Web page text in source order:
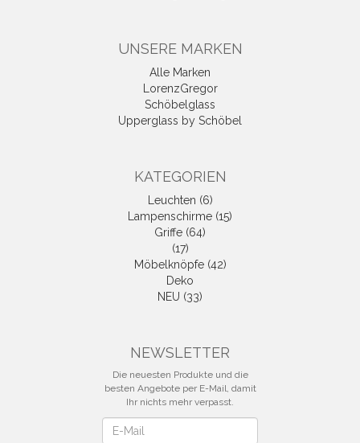
UNSERE MARKEN
Alle Marken
LorenzGregor
Schöbelglass
Upperglass by Schöbel
KATEGORIEN
Leuchten (6)
Lampenschirme (15)
Griffe (64)
(17)
Möbelknöpfe (42)
Deko
NEU (33)
NEWSLETTER
Die neuesten Produkte und die
besten Angebote per E-Mail, damit
Ihr nichts mehr verpasst.